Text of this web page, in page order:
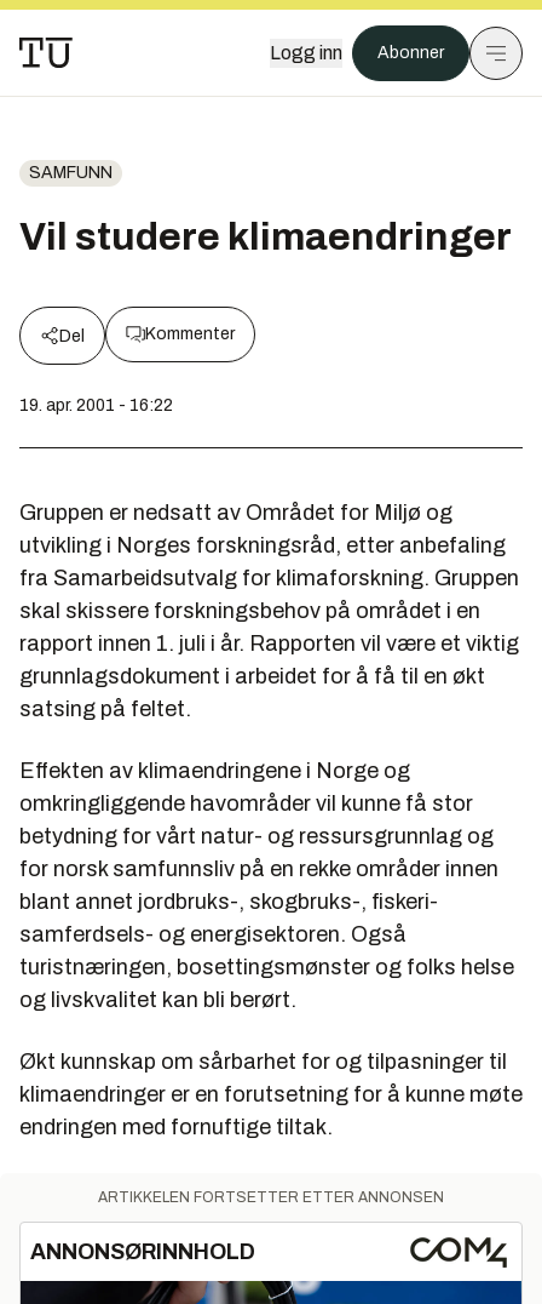
Logg inn Abonner
SAMFUNN
Vil studere klimaendringer
Del Kommenter
19. apr. 2001 - 16:22
Gruppen er nedsatt av Området for Miljø og
utvikling i Norges forskningsråd, etter anbefaling
fra Samarbeidsutvalg for klimaforskning. Gruppen
skal skissere forskningsbehov på området i en
rapport innen 1. juli i år. Rapporten vil være et viktig
grunnlagsdokument i arbeidet for å få til en økt
satsing på feltet.
Effekten av klimaendringene i Norge og
omkringliggende havområder vil kunne få stor
betydning for vårt natur- og ressursgrunnlag og
for norsk samfunnsliv på en rekke områder innen
blant annet jordbruks-, skogbruks-, fiskeri-
samferdsels- og energisektoren. Også
turistnæringen, bosettingsmønster og folks helse
og livskvalitet kan bli berørt.
Økt kunnskap om sårbarhet for og tilpasninger til
klimaendringer er en forutsetning for å kunne møte
endringen med fornuftige tiltak.
ARTIKKELEN FORTSETTER ETTER ANNONSEN
ANNONSØRINNHOLD